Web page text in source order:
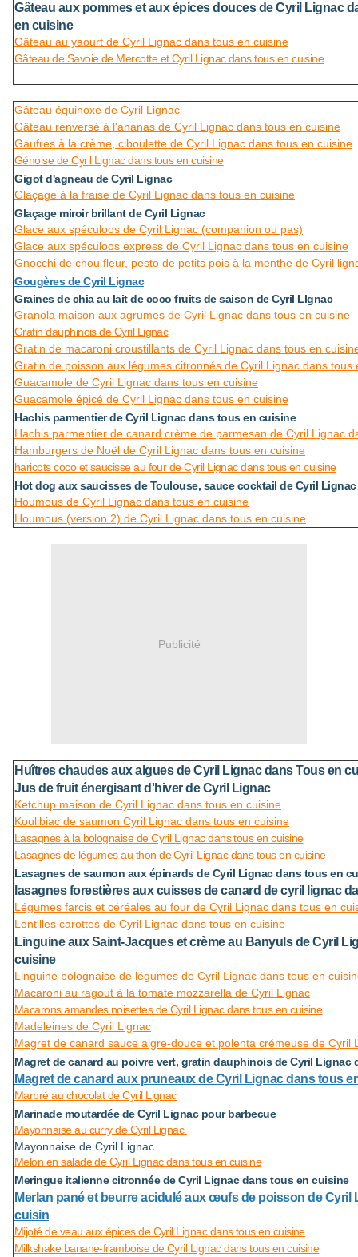
Gâteau aux pommes et aux épices douces de Cyril Lignac
en cuisine
Gâteau au yaourt de Cyril Lignac dans tous en cuisine
Gâteau de Savoie de Mercotte et Cyril Lignac dans tous en cuisine
Gâteau équinoxe de Cyril Lignac
Gâteau renversé à l'ananas de Cyril Lignac dans tous en cuisine
Gaufres à la crème, ciboulette de Cyril Lignac dans tous en cuisine
Génoise de Cyril Lignac dans tous en cuisine
Gigot d'agneau de Cyril Lignac
Glaçage à la fraise de Cyril Lignac dans tous en cuisine
Glaçage miroir brillant de Cyril Lignac
Glace aux spéculoos de Cyril Lignac (companion ou pas)
Glace aux spéculoos express de Cyril Lignac dans tous en cuisine
Gnocchi de chou fleur, pesto de petits pois à la menthe de Cyril
Gougères de Cyril Lignac
Graines de chia au lait de coco fruits de saison de Cyril LIgnac
Granola maison aux agrumes de Cyril Lignac dans tous en cuisine
Gratin dauphinois de Cyril Lignac
Gratin de macaroni croustillants de Cyril Lignac dans tous en
Gratin de poisson aux légumes citronnés de Cyril Lignac dans tous
Guacamole de Cyril Lignac dans tous en cuisine
Guacamole épicé de Cyril Lignac dans tous en cuisine
Hachis parmentier de Cyril Lignac dans tous en cuisine
Hachis parmentier de canard crème de parmesan de Cyril Lignac
Hamburgers de Noël de Cyril Lignac dans tous en cuisine
haricots coco et saucisse au four de Cyril Lignac dans tous en cuisine
Hot dog aux saucisses de Toulouse, sauce cocktail de Cyril
Houmous de Cyril Lignac dans tous en cuisine
Houmous (version 2) de Cyril Lignac dans tous en cuisine
Publicité
Huîtres chaudes aux algues de Cyril Lignac dans Tous en
Jus de fruit énergisant d'hiver de Cyril Lignac
Ketchup maison de Cyril Lignac dans tous en cuisine
Koulibiac de saumon Cyril Lignac dans tous en cuisine
Lasagnes à la bolognaise de Cyril Lignac dans tous en cuisine
Lasagnes de légumes au thon de Cyril Lignac dans tous en cuisine
Lasagnes de saumon aux épinards de Cyril Lignac dans tous en
lasagnes forestières aux cuisses de canard de cyril lignac
Légumes farcis et céréales au four de Cyril Lignac dans tous en
Lentilles carottes de Cyril Lignac dans tous en cuisine
Linguine aux Saint-Jacques et crème au Banyuls de Cyril
cuisine
Linguine bolognaise de légumes de Cyril Lignac dans tous en
Macaroni au ragout à la tomate mozzarella de Cyril Lignac
Macarons amandes noisettes de Cyril Lignac dans tous en cuisine
Madeleines de Cyril Lignac
Magret de canard sauce aigre-douce et polenta crémeuse de Cyril
Magret de canard au poivre vert, gratin dauphinois de Cyril Lignac
Magret de canard aux pruneaux de Cyril Lignac dans tous
Marbré au chocolat de Cyril Lignac
Marinade moutardée de Cyril Lignac pour barbecue
Mayonnaise au curry de Cyril Lignac
Mayonnaise de Cyril Lignac
Melon en salade de Cyril Lignac dans tous en cuisine
Meringue italienne citronnée de Cyril Lignac dans tous en cuisine
Merlan pané et beurre acidulé aux œufs de poisson de Cyril
cuisin
Mijoté de veau aux épices de Cyril Lignac dans tous en cuisine
Milkshake banane-framboise de Cyril Lignac dans tous en cuisine